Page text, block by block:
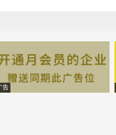
告